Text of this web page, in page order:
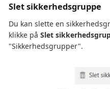
Slet sikkerhedsgruppe
Du kan slette en
klikke på Slet
"Sikkerhedsgrupper".